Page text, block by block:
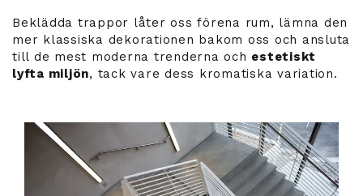
Beklädda trappor låter oss förena rum, lämna den
mer klassiska dekorationen bakom oss och ansluta
till de mest moderna trenderna och estetiskt
lyfta miljön, tack vare dess kromatiska variation.